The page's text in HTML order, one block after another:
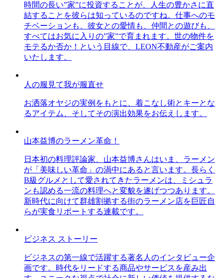
時間の長い”家”に投資することが、人生の豊かさに直
結することを彼らは知っているのですね。仕事へのモ
チベーションも、彼女との愛情も、仲間との遊びも、
すべてはお気に入りの”家”で育まれます。世の物件を
モテるか否か！という目線で、LEON不動産がご案内
いたします。
人の服見て我が服直せ
お洒落オヤジの実例をもとに、着こなし術とキーとな
るアイテム、そしてその演出効果をお伝えします。
山本益博のラーメン革命！
日本初の料理評論家、山本益博さんはいま、ラーメン
が「美味しい革命」の渦中にあると言います。長らく
B級グルメとして愛されてきたラーメンは、ミシュラ
ンも認める一流の料理へと変貌を遂げつつあります。
新時代に向けて群雄割拠する街のラーメン店を巨匠自
らが実食リポートする連載です。
ビジネス ストーリー
ビジネスの第一線で活躍する著名人のインタビュー企
画です。時代をリードする商品やサービスを産み出